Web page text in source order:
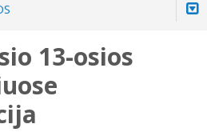
vila-muziejus
namai-muziejus
muziejus
muziejus
muziejaus ekspozicija
muziejaus ekspozicija
namų-muziejaus ekspozicija
veikiančios parodos
parodos
parodos13-osios